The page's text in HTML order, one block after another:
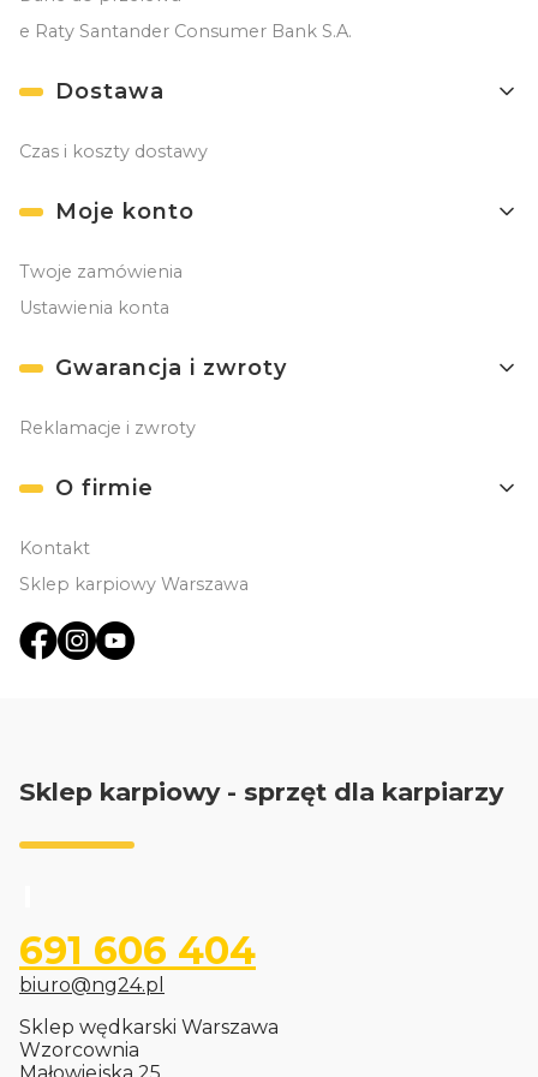
e Raty Santander Consumer Bank S.A.
Dostawa
Czas i koszty dostawy
Moje konto
Twoje zamówienia
Ustawienia konta
Gwarancja i zwroty
Reklamacje i zwroty
O firmie
Kontakt
Sklep karpiowy Warszawa
Sklep karpiowy - sprzęt dla karpiarzy
691 606 404
biuro@ng24.pl
Sklep wędkarski Warszawa
Wzorcownia